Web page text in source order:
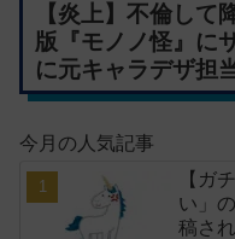
【炎上】不倫して
版『モノノ怪』に
に元キャラデザ担
今月の人気記事
【ガ
い」
稿さ